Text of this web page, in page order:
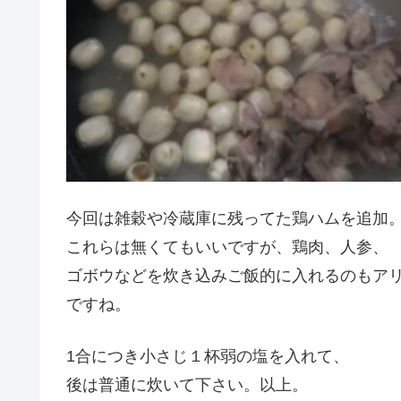
今回は雑穀や冷蔵庫に残ってた鶏ハムを追加
これらは無くてもいいですが、鶏肉、人参、
ゴボウなどを炊き込みご飯的に入れるのもア
ですね。
1合につき小さじ１杯弱の塩を入れて、
後は普通に炊いて下さい。以上。